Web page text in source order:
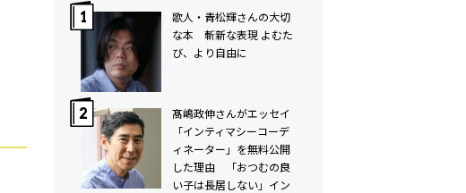
歌人・青松輝さんの大切
な本 斬新な表現 よむた
び、より自由に
髙嶋政伸さんがエッセイ
「インティマシーコーデ
ィネーター」を無料公開
した理由 「おつむの良
い子は長居しない」イン